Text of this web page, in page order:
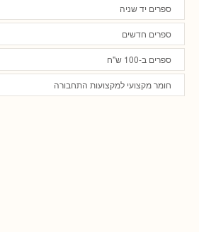
ספרים יד שניה
ספרים חדשים
ספרים ב-100 ש"ח
חומר מקצועי למקצועות התחבורה